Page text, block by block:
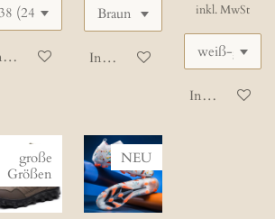
den WarenkorbIn den Warenkorb
inkl. MwSt
In den
große
Größen
NEU